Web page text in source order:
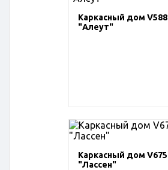
Каркасный дом V588
"Алеут"
Каркасный дом V675
"Лассен"